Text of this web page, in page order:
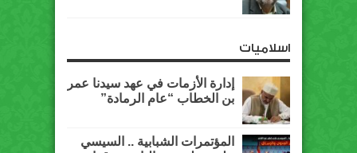
اسلاميات
إدارة الأزمات في عهد سيدنا عمر
بن الخطاب “عام الرمادة”
المؤتمرات الشبابية .. السيسي